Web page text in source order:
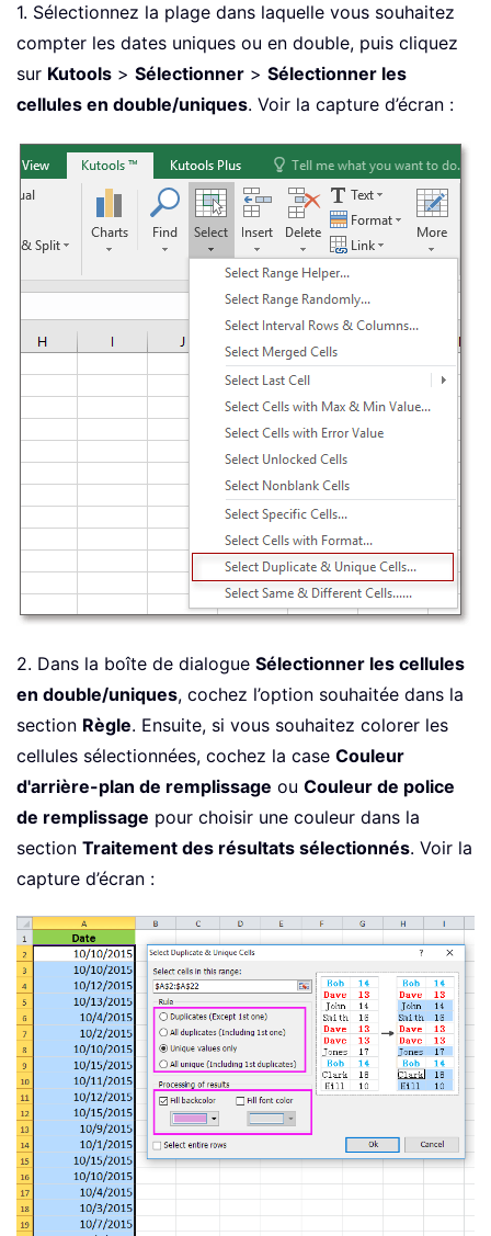
1. Sélectionnez la plage dans laquelle vous souhaitez
compter les dates uniques ou en double, puis cliquez
sur Kutools > Sélectionner > Sélectionner les
cellules en double/uniques. Voir la capture d’écran :
2. Dans la boîte de dialogue Sélectionner les cellules
en double/uniques, cochez l’option souhaitée dans la
section Règle. Ensuite, si vous souhaitez colorer les
cellules sélectionnées, cochez la case Couleur
d'arrière-plan de remplissage ou Couleur de police
de remplissage pour choisir une couleur dans la
section Traitement des résultats sélectionnés. Voir la
capture d’écran :